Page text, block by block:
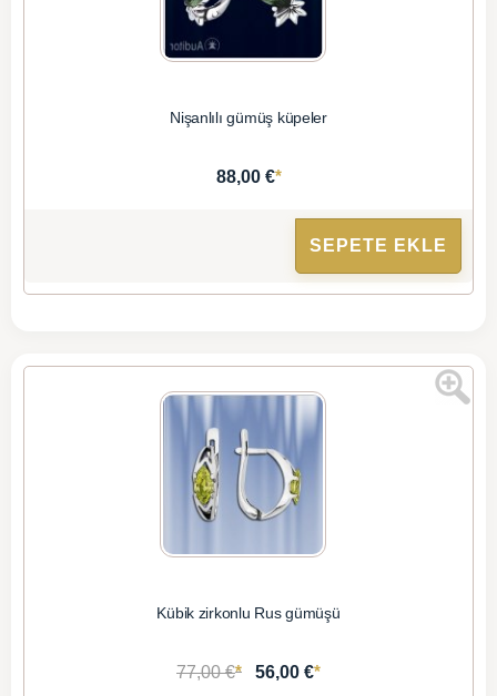
Nişanlılı gümüş küpeler
88,00 €*
SEPETE EKLE
Kübik zirkonlu Rus gümüşü
77,00 €* 56,00 €*